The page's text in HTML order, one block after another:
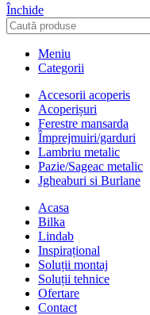
Închide
Meniu
Categorii
Accesorii acoperis
Acoperișuri
Ferestre mansarda
Împrejmuiri/garduri
Lambriu metalic
Pazie/Sageac metalic
Jgheaburi si Burlane
Acasa
Bilka
Lindab
Inspirațional
Soluții montaj
Soluții tehnice
Ofertare
Contact